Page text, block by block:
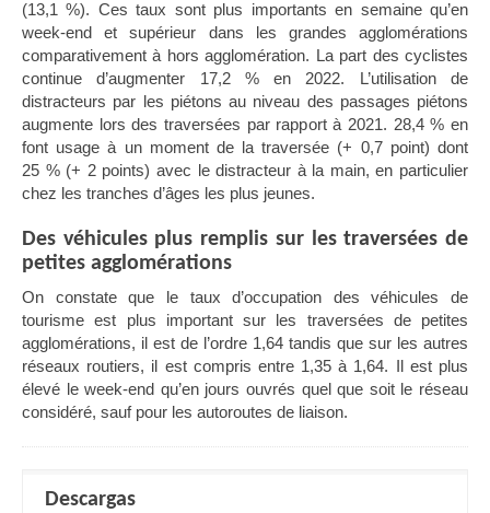
(13,1 %). Ces taux sont plus importants en semaine qu’en
week-end et supérieur dans les grandes agglomérations
comparativement à hors agglomération. La part des cyclistes
continued’augmenter 17,2 % en 2022. L’utilisation de
distracteurs par les piétons au niveau des passages piétons
augmente lors des traversées par rapport à 2021. 28,4 % en
font usage à un moment de la traversée (+ 0,7 point) dont
25 % (+ 2 points) avec le distracteur à la main, en particulier
chez les tranches d’âges les plus jeunes.
Des véhicules plus remplis sur les traversées de
petites agglomérations
On constate que le taux d’occupation des véhicules de
tourisme est plus important sur les traversées de petites
agglomérations, il est de l’ordre 1,64 tandis que sur les autres
réseaux routiers, il est compris entre 1,35 à 1,64. Il est plus
élevé le week-end qu’en jours ouvrés quel que soit le réseau
considéré, sauf pour les autoroutes de liaison.
Descargas